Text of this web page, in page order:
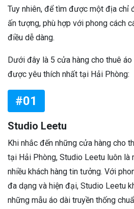
Tuy nhiên, để tìm được một địa chỉ
ấn tượng, phù hợp với phong cách
điều dễ dàng.
Dưới đây là 5 cửa hàng cho thuê
được yêu thích nhất tại Hải Phòng:
#01
Studio Leetu
Khi nhắc đến những cửa hàng cho
tại Hải Phòng, Studio Leetu luôn
nhiều khách hàng tin tưởng. Với
đa dạng và hiện đại, Studio Leetu
những mẫu áo dài truyền thống